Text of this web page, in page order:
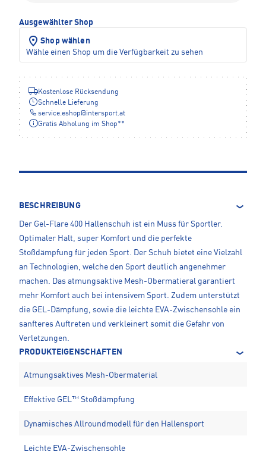
Ausgewählter Shop
Shop wählen
Wähle einen Shop um die Verfügbarkeit zu sehen
Kostenlose Rücksendung
Schnelle Lieferung
service.eshop@intersport.at
Gratis Abholung im Shop**
BESCHREIBUNG
Der Gel-Flare 400 Hallenschuh ist ein Muss für Sportler.
Optimaler Halt, super Komfort und die perfekte
Stoßdämpfung für jeden Sport. Der Schuh bietet eine Vielzahl
an Technologien, welche den Sport deutlich angenehmer
machen. Das atmungsaktive Mesh-Obermatieral garantiert
mehr Komfort auch bei intensivem Sport. Zudem unterstützt
die GEL-Dämpfung, sowie die leichte EVA-Zwischensohle ein
sanfteres Auftreten und verkleinert somit die Gefahr von
Verletzungen.
PRODUKTEIGENSCHAFTEN
Atmungsaktives Mesh-Obermaterial
Effektive GEL™ Stoßdämpfung
Dynamisches Allroundmodell für den Hallensport
Leichte EVA-Zwischensohle